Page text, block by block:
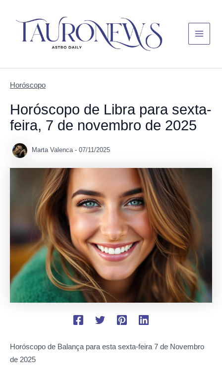
Menu
Horóscopo
Horóscopo de Libra para sexta-
feira, 7 de novembro de 2025
Marta Valenca - 07/11/2025
Horóscopo de Balança para esta sexta-feira 7 de Novembro
de 2025